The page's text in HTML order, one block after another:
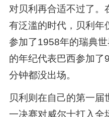
对贝利再合适不过了。
有泛滥的时代，贝利年
参加了1958年的瑞典
的年纪代表巴西参加了
分钟都没出场。
贝利则在自己的第一届
一决赛对威尔士打入全